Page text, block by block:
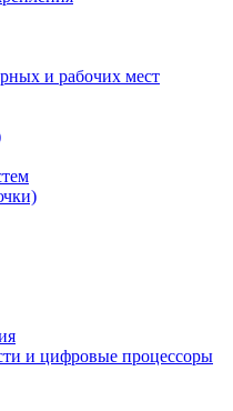
и рабочих мест
и цифровые процессоры